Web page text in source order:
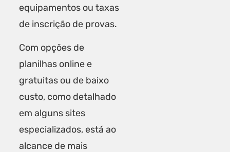
equipamentos ou taxas
de inscrição de provas.
Com opções de
planilhas online e
gratuitas ou de baixo
custo, como detalhado
em alguns sites
especializados, está ao
alcance de mais